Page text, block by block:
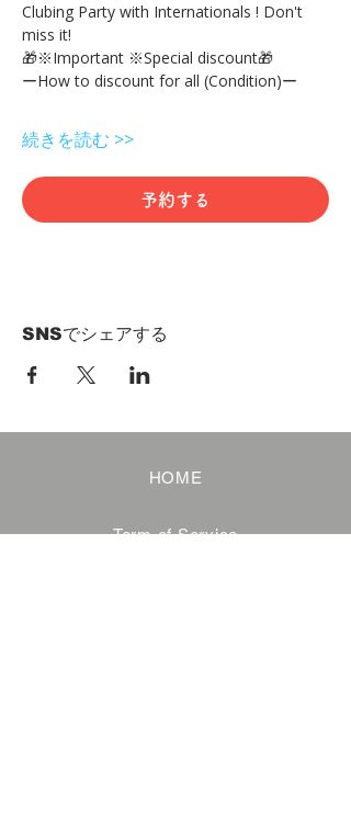
Clubing Party with Internationals ! Don't
miss it!
🎁※Important ※Special discount🎁
ーHow to discount for all (Condition)ー
続きを読む >>
予約する
SNSでシェアする
HOME
Term of Service